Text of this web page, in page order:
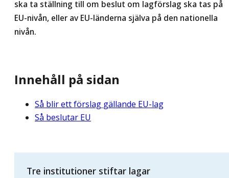
ska ta ställning till om beslut om lagförslag ska tas på
EU-nivån, eller av EU-länderna själva på den nationella
nivån.
Innehåll på sidan
Så blir ett förslag gällande EU-lag
Så beslutar EU
Tre institutioner stiftar lagar